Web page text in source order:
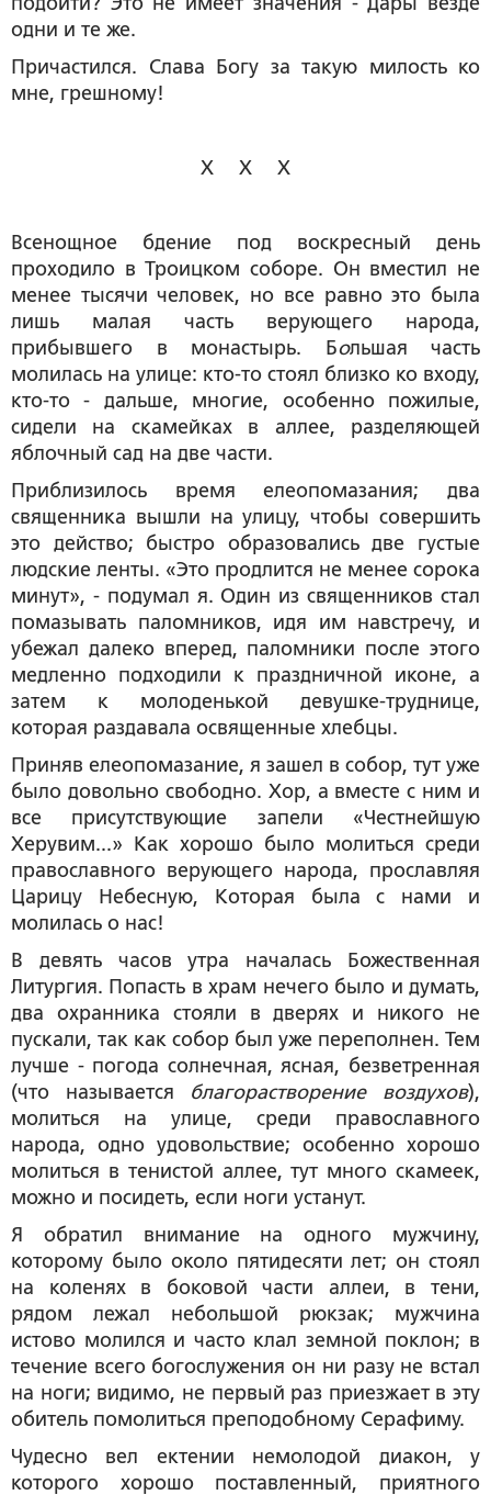
одни и те же.
Причастился. Слава Богу за такую милость ко
мне, грешному!
Х Х Х
Всенощное бдение под воскресный день
проходило в Троицком соборе. Он вместил не
менее тысячи человек, но все равно это была
лишь малая часть верующего народа,
прибывшего в монастырь. Большая часть
молилась на улице: кто-то стоял близко ко входу,
кто-то - дальше, многие, особенно пожилые,
сидели на скамейках в аллее, разделяющей
яблочный сад на две части.
Приблизилось время елеопомазания; два
священника вышли на улицу, чтобы совершить
это действо; быстро образовались две густые
людские ленты. «Это продлится не менее сорока
минут», - подумал я. Один из священников стал
помазывать паломников, идя им навстречу, и
убежал далеко вперед, паломники после этого
медленно подходили к праздничной иконе, а
затем к молоденькой девушке-труднице,
которая раздавала освященные хлебцы.
Приняв елеопомазание, я зашел в собор, тут уже
было довольно свободно. Хор, а вместе с ним и
все присутствующие запели «Честнейшую
Херувим...» Как хорошо было молиться среди
православного верующего народа, прославляя
Царицу Небесную, Которая была с нами и
молилась о нас!
В девять часов утра началась Божественная
Литургия. Попасть в храм нечего было и думать,
два охранника стояли в дверях и никого не
пускали, так как собор был уже переполнен. Тем
лучше - погода солнечная, ясная, безветренная
(что называется благорастворение воздухов),
молиться на улице, среди православного
народа, одно удовольствие; особенно хорошо
молиться в тенистой аллее, тут много скамеек,
можно и посидеть, если ноги устанут.
Я обратил внимание на одного мужчину,
которому было около пятидесяти лет; он стоял
на коленях в боковой части аллеи, в тени,
рядом лежал небольшой рюкзак; мужчина
истово молился и часто клал земной поклон; в
течение всего богослужения он ни разу не встал
на ноги; видимо, не первый раз приезжает в эту
обитель помолиться преподобному Серафиму.
Чудесно вел ектении немолодой диакон, у
которого хорошо поставленный, приятного